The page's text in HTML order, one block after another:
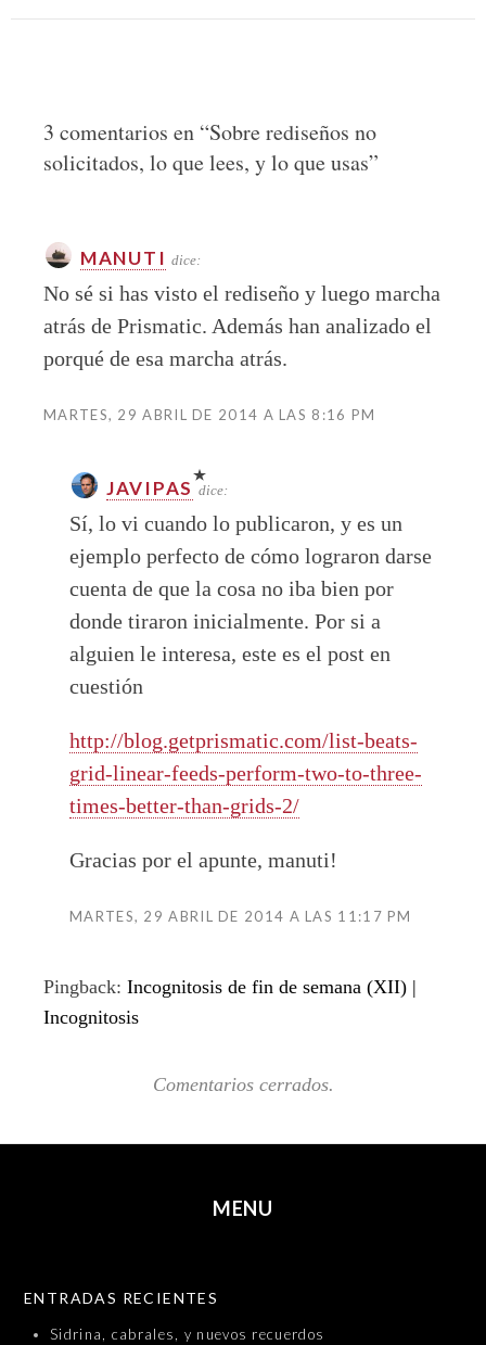
3 comentarios en “Sobre rediseños no
solicitados, lo que lees, y lo que usas”
MANUTI dice:
No sé si has visto el rediseño y luego marcha
atrás de Prismatic. Además han analizado el
porqué de esa marcha atrás.
MARTES, 29 ABRIL DE 2014 A LAS 8:16 PM
JAVIPAS dice:
Sí, lo vi cuando lo publicaron, y es un
ejemplo perfecto de cómo lograron darse
cuenta de que la cosa no iba bien por
donde tiraron inicialmente. Por si a
alguien le interesa, este es el post en
cuestión
http://blog.getprismatic.com/list-beats-
grid-linear-feeds-perform-two-to-three-
times-better-than-grids-2/
Gracias por el apunte, manuti!
MARTES, 29 ABRIL DE 2014 A LAS 11:17 PM
Pingback: Incognitosis de fin de semana (XII) |
Incognitosis
Comentarios cerrados.
MENU
ENTRADAS RECIENTES
Sidrina, cabrales, y nuevos recuerdos